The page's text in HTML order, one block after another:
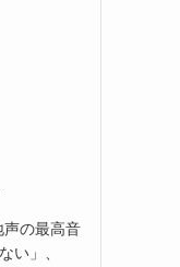
声の最高音
い」、